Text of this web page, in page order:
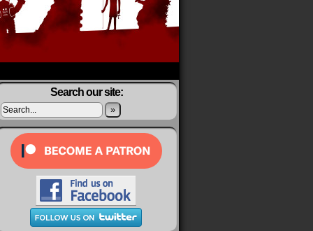
Search our site:
»